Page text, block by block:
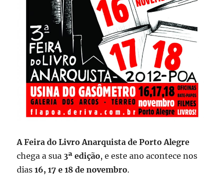
A Feira do Livro Anarquista de Porto Alegre
chega a sua 3ª edição, e este ano acontece nos
dias16, 17 e 18 de novembro.